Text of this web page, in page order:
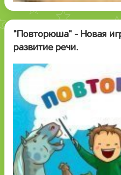
"Повторюша" - Новая
развитие речи.